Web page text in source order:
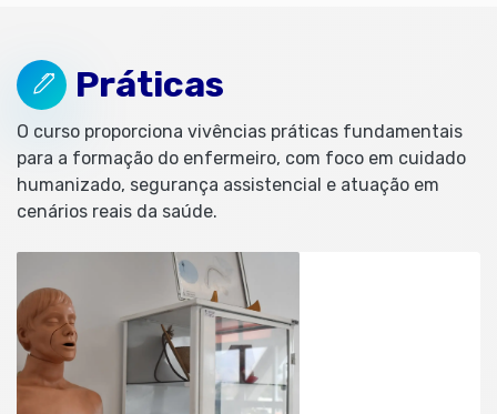
Práticas
O curso proporciona vivências práticas fundamentais
para a formação do enfermeiro, com foco em cuidado
humanizado, segurança assistencial e atuação em
cenários reais da saúde.